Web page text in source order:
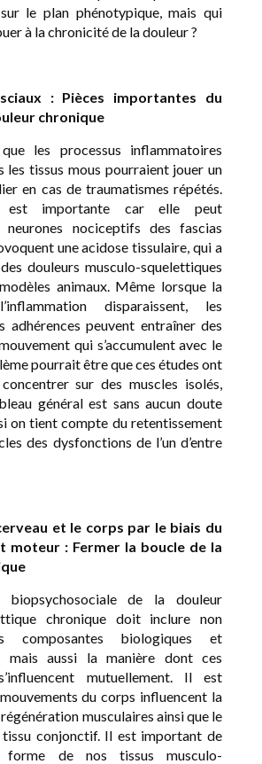
le plan phénotypique, mais qui
à la chronicité de la douleur ?
: Pièces importantes du
chronique
les processus inflammatoires
les tissus mous pourraient jouer un
en cas de traumatismes répétés.
est importante car elle peut
neurones nociceptifs des fascias
une acidose tissulaire, qui a
douleurs musculo-squelettiques
animaux. Même lorsque la
disparaissent, les
adhérences peuvent entraîner des
qui s’accumulent avec le
pourrait être que ces études ont
sur des muscles isolés,
général est sans aucun doute
on tient compte du retentissement
des dysfonctions de l’un d’entre
et le corps par le biais du
moteur : Fermer la boucle de la
biopsychosociale de la douleur
chronique doit inclure non
composantes biologiques et
mais aussi la manière dont ces
mutuellement. Il est
du corps influencent la
musculaires ainsi que le
tissu conjonctif. Il est important de
de nos tissus musculo-